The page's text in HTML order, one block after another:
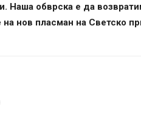
Наша обврска е да
нов пласман на Светско